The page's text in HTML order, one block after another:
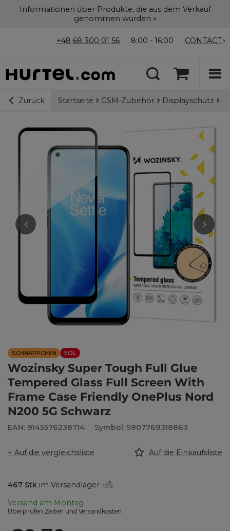
Informationen über Produkte, die aus dem Verkauf
genommen wurden »
+48 68 300 01 56 8:00 - 16:00 CONTACT
Zurück Startseite GSM-Zubehör Displayschutz
SCHNÄPPCHEN EOL
Wozinsky Super Tough Full Glue
Tempered Glass Full Screen With
Frame Case Friendly OnePlus Nord
N200 5G Schwarz
EAN: 9145576238714 Symbol: 5907769318863
+ Auf die vergleichsliste Auf die Einkaufsliste
467 Stk im Versandlager
Versand am Montag
Überprüfen Zeiten und Versandkosten